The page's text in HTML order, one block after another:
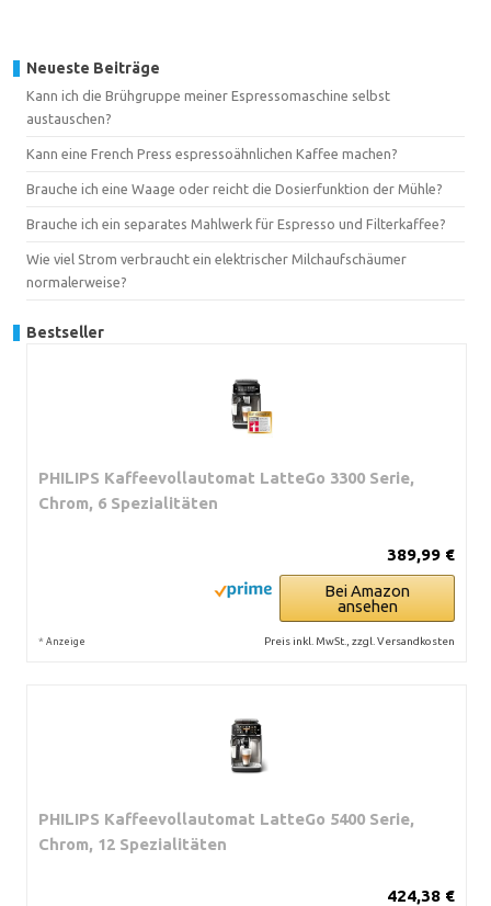
Neueste Beiträge
Kann ich die Brühgruppe meiner Espressomaschine selbst
austauschen?
Kann eine French Press espressoähnlichen Kaffee machen?
Brauche ich eine Waage oder reicht die Dosierfunktion der Mühle?
Brauche ich ein separates Mahlwerk für Espresso und Filterkaffee?
Wie viel Strom verbraucht ein elektrischer Milchaufschäumer
normalerweise?
Bestseller
PHILIPS Kaffeevollautomat LatteGo 3300 Serie,
Chrom, 6 Spezialitäten
389,99 €
Bei Amazon
ansehen
* Anzeige Preis inkl. MwSt., zzgl. Versandkosten
PHILIPS Kaffeevollautomat LatteGo 5400 Serie,
Chrom, 12 Spezialitäten
424,38 €